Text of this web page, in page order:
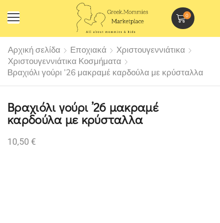
0
Αρχική σελίδα Εποχιακά
Χριστουγεννιάτικα
Χριστουγεννιάτικα Κοσμήματα
Βραχιόλι γούρι ’26 μακραμέ καρδούλα με κρύσταλλα
Βραχιόλι γούρι ’26 μακραμέ
καρδούλα με κρύσταλλα
10,50 €